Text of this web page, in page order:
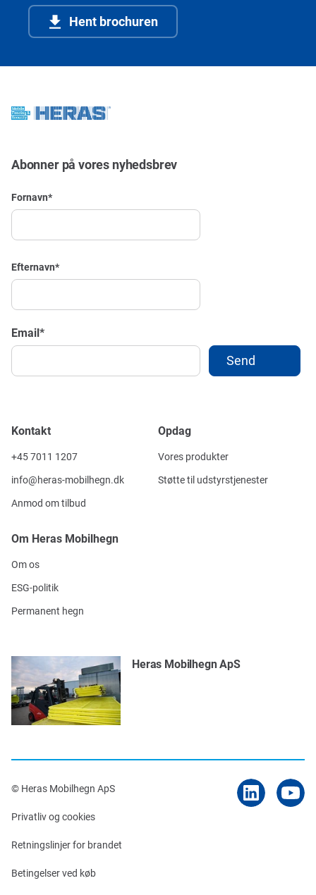
Hent brochuren
Abonner på vores nyhedsbrev
Fornavn*
Efternavn*
Email*
Kontakt
+45 7011 1207
info@heras-mobilhegn.dk
Anmod om tilbud
Opdag
Vores produkter
Støtte til udstyrstjenester
Om Heras Mobilhegn
Om os
ESG-politik
Permanent hegn
Heras Mobilhegn ApS
© Heras Mobilhegn ApS
Privatliv og cookies
Retningslinjer for brandet
Betingelser ved køb